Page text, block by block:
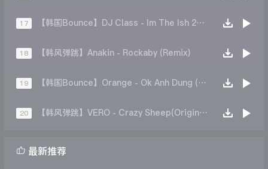
17 【韩国Bounce】DJ Class - Im The Ish 2k22 (Noke Bootleg)
18 【韩风弹跳】Anakin - Rockaby (Remix)
19 【韩国Bounce】Orange - Ok Anh Dung (Jose Mouyaho DDAKTLEG)
20 【韩风弹跳】VERO - Crazy Sheep(Original Mix)
 最新推荐